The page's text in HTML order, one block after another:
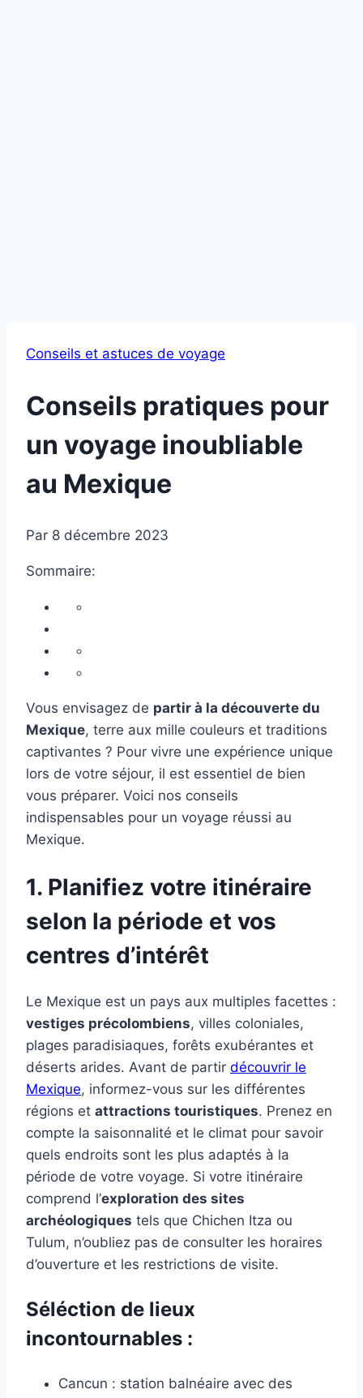
Conseils et astuces de voyage
Conseils pratiques pour
un voyage inoubliable
au Mexique
Par 8 décembre 2023
Sommaire:
Vous envisagez de partir à la découverte du
Mexique, terre aux mille couleurs et traditions
captivantes ? Pour vivre une expérience unique
lors de votre séjour, il est essentiel de bien
vous préparer. Voici nos conseils
indispensables pour un voyage réussi au
Mexique.
1. Planifiez votre itinéraire
selon la période et vos
centres d’intérêt
Le Mexique est un pays aux multiples facettes :
vestiges précolombiens, villes coloniales,
plages paradisiaques, forêts exubérantes et
déserts arides. Avant de partir découvrir le
Mexique, informez-vous sur les différentes
régions et attractions touristiques. Prenez en
compte la saisonnalité et le climat pour savoir
quels endroits sont les plus adaptés à la
période de votre voyage. Si votre itinéraire
comprend l’exploration des sites
archéologiques tels que Chichen Itza ou
Tulum, n’oubliez pas de consulter les horaires
d’ouverture et les restrictions de visite.
Séléction de lieux
incontournables :
Cancun : station balnéaire avec des